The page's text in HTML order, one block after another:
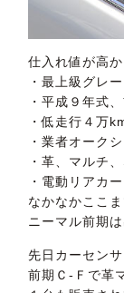
仕入れ値が高か
・最上級グレ
・平成９年式
・低走行４万
・業者オーク
・革、マルチ
・電動リアカ
なかなかここ
ニーマル前期
先日カーセン
前期Ｃ-Ｆで革